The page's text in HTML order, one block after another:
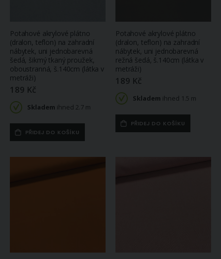
Potahové akrylové plátno
(dralon, teflon) na zahradní
nábytek, uni jednobarevná
šedá, šikmý tkaný proužek,
oboustranná, š.140cm (látka v
metráži)
189 Kč
Skladem ihned 2.7 m
PŘIDEJ DO KOŠÍKU
Potahové akrylové plátno
(dralon, teflon) na zahradní
nábytek, uni jednobarevná
režná šedá, š.140cm (látka v
metráži)
189 Kč
Skladem ihned 1.5 m
PŘIDEJ DO KOŠÍKU